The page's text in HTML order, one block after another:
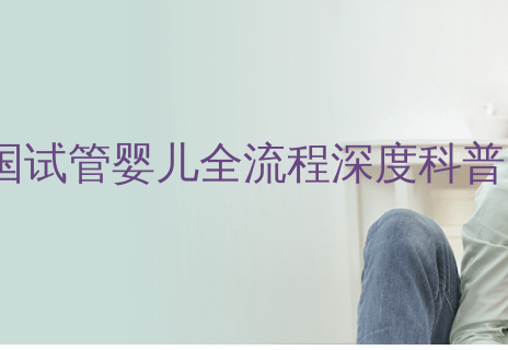
试管婴儿全流程深度科普